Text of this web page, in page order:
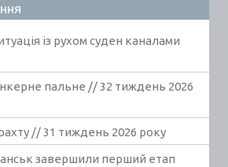
із рухом суден каналами
пальне // 32 тиждень 2026
// 31 тиждень 2026 року
завершили перший етап